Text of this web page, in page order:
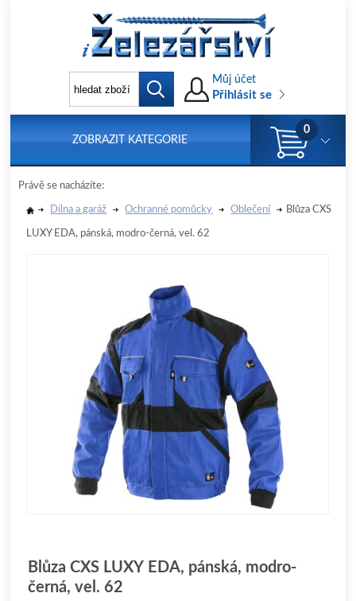
Můj účet
Přihlásit se
ZOBRAZIT KATEGORIE
0
Právě se nacházíte:
Dílna a garáž Ochranné pomůcky Oblečení Blůza CXS
LUXY EDA, pánská, modro-černá, vel. 62
Blůza CXS LUXY EDA, pánská, modro-
černá, vel. 62